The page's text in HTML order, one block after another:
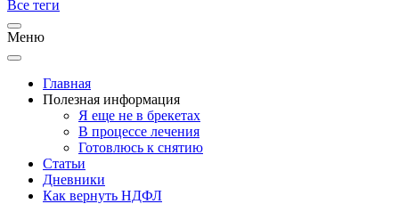
Все теги
Меню
Главная
Полезная информация
Я еще не в брекетах
В процессе лечения
Готовлюсь к снятию
Статьи
Дневники
Как вернуть НДФЛ